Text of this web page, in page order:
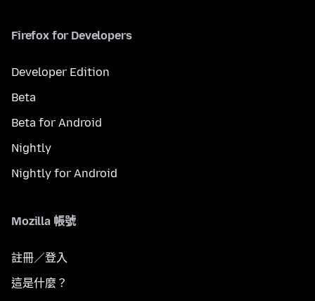
Firefox for Developers
Developer Edition
Beta
Beta for Android
Nightly
Nightly for Android
Mozilla 帳號
註冊／登入
這是什麼？